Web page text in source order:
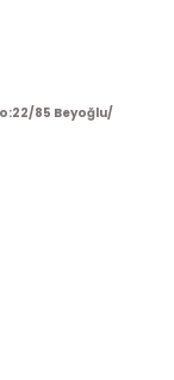
85 Beyoğlu/